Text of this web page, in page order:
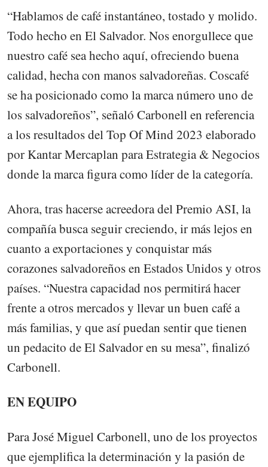
“Hablamos de café instantáneo, tostado y molido.
Todo hecho en El Salvador. Nos enorgullece que
nuestro café sea hecho aquí, ofreciendo buena
calidad, hecha con manos salvadoreñas. Coscafé
se ha posicionado como la marca número uno de
los salvadoreños”, señaló Carbonell en referencia
a los resultados del Top Of Mind 2023 elaborado
por Kantar Mercaplan para Estrategia & Negocios
donde la marca figura como líder de la categoría.
Ahora, tras hacerse acreedora del Premio ASI, la
compañía busca seguir creciendo, ir más lejos en
cuanto a exportaciones y conquistar más
corazones salvadoreños en Estados Unidos y otros
países. “Nuestra capacidad nos permitirá hacer
frente a otros mercados y llevar un buen café a
más familias, y que así puedan sentir que tienen
un pedacito de El Salvador en su mesa”, finalizó
Carbonell.
EN EQUIPO
Para José Miguel Carbonell, uno de los proyectos
que ejemplifica la determinación y la pasión de